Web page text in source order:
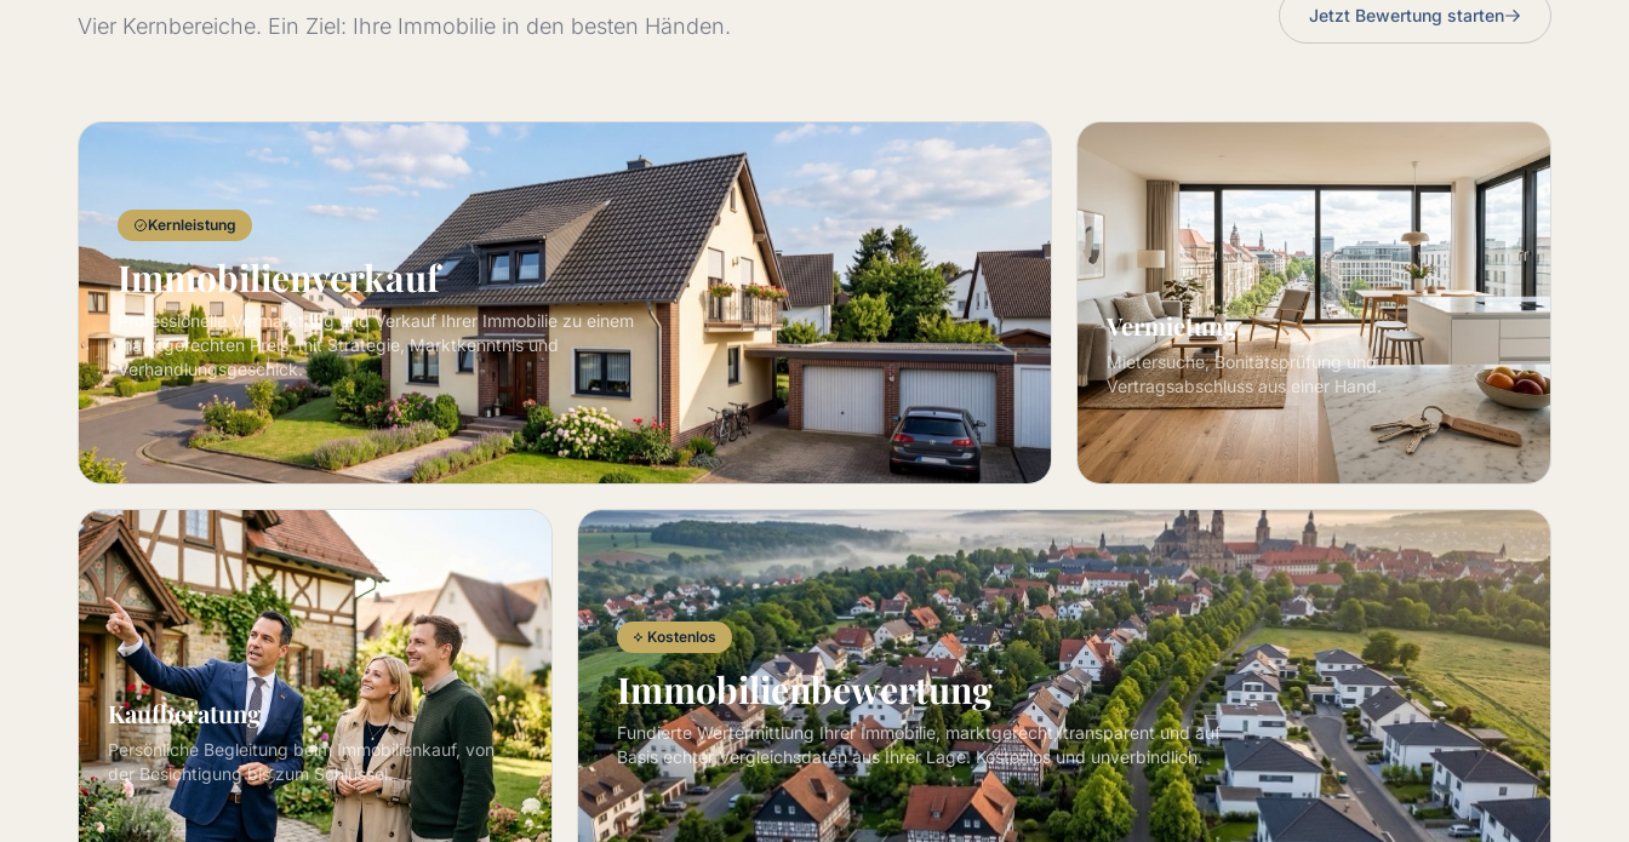
Vier Kernbereiche. Ein Ziel: Ihre Immobilie in den besten Händen. Jetzt Bewertung starten
Kernleistung
Immobilienverkauf
Professionelle Vermarktung und Verkauf Ihrer Immobilie zu einem
marktgerechten Preis, mit Strategie, Marktkenntnis und
Verhandlungsgeschick.
Vermietung
Mietersuche, Bonitätsprüfung und
Vertragsabschluss aus einer Hand.
Kaufberatung
Persönliche Begleitung beim Immobilienkauf, von
der Besichtigung bis zum Schlüssel.
Kostenlos
Immobilienbewertung
Fundierte Wertermittlung Ihrer Immobilie, marktgerecht, transparent und auf
Basis echter Vergleichsdaten aus Ihrer Lage. Kostenlos und unverbindlich.